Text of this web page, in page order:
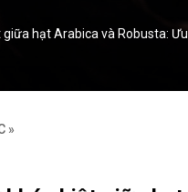
hạt Arabica và Robusta:
»